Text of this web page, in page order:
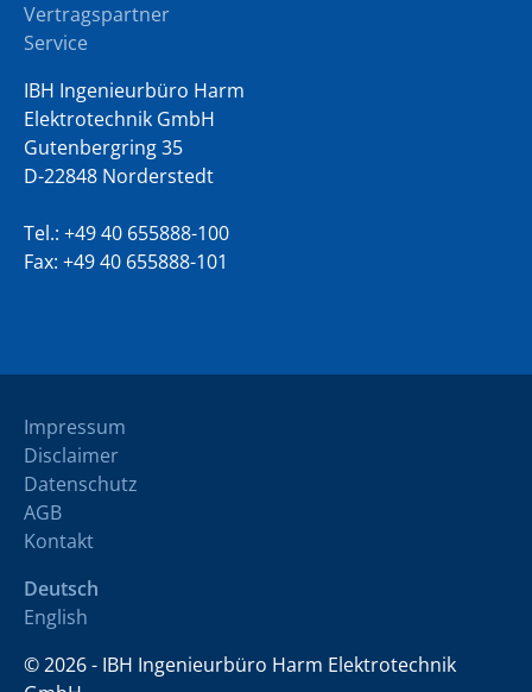
Vertragspartner
Service
IBH Ingenieurbüro Harm
Elektrotechnik GmbH
Gutenbergring 35
D-22848 Norderstedt
Tel.: +49 40 655888-100
Fax: +49 40 655888-101
Impressum
Disclaimer
Datenschutz
AGB
Kontakt
Deutsch
English
© 2026 - IBH Ingenieurbüro Harm Elektrotechnik